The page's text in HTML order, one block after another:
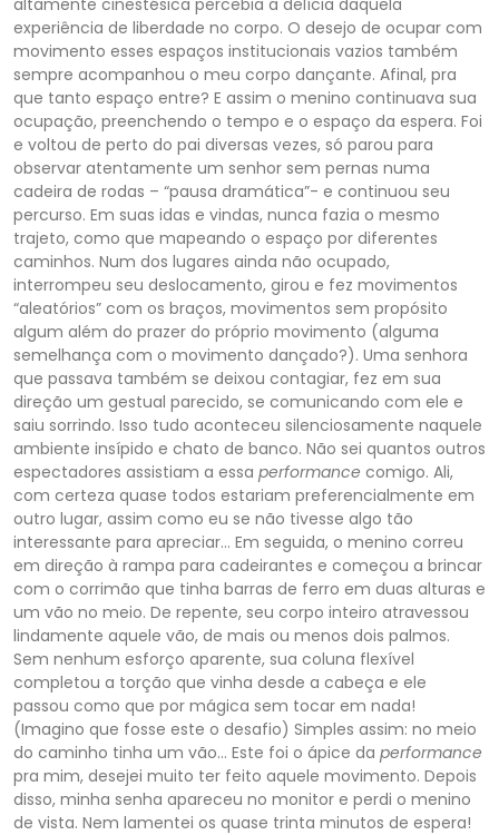
experiência de liberdade no corpo. O desejo de ocupar com
movimento esses espaços institucionais vazios também
sempre acompanhou o meu corpo dançante. Afinal, pra
que tanto espaço entre? E assim o menino continuava sua
ocupação, preenchendo o tempo e o espaço da espera. Foi
e voltou de perto do pai diversas vezes, só parou para
observar atentamente um senhor sem pernas numa
cadeira de rodas – “pausa dramática”- e continuou seu
percurso. Em suas idas e vindas, nunca fazia o mesmo
trajeto, como que mapeando o espaço por diferentes
caminhos. Num dos lugares ainda não ocupado,
interrompeu seu deslocamento, girou e fez movimentos
“aleatórios” com os braços, movimentos sem propósito
algum além do prazer do próprio movimento (alguma
semelhança com o movimento dançado?). Uma senhora
que passava também se deixou contagiar, fez em sua
direção um gestual parecido, se comunicando com ele e
saiu sorrindo. Isso tudo aconteceu silenciosamente naquele
ambiente insípido e chato de banco. Não sei quantos outros
espectadores assistiam a essa performance comigo. Ali,
com certeza quase todos estariam preferencialmente em
outro lugar, assim como eu se não tivesse algo tão
interessante para apreciar… Em seguida, o menino correu
em direção à rampa para cadeirantes e começou a brincar
com o corrimão que tinha barras de ferro em duas alturas e
um vão no meio. De repente, seu corpo inteiro atravessou
lindamente aquele vão, de mais ou menos dois palmos.
Sem nenhum esforço aparente, sua coluna flexível
completou a torção que vinha desde a cabeça e ele
passou como que por mágica sem tocar em nada!
(Imagino que fosse este o desafio) Simples assim: no meio
do caminho tinha um vão… Este foi o ápice da performance
pra mim, desejei muito ter feito aquele movimento. Depois
disso, minha senha apareceu no monitor e perdi o menino
de vista. Nem lamentei os quase trinta minutos de espera!